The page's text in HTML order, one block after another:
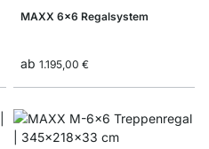
MAXX 6x6 Regalsystem
ab 1.195,00 €